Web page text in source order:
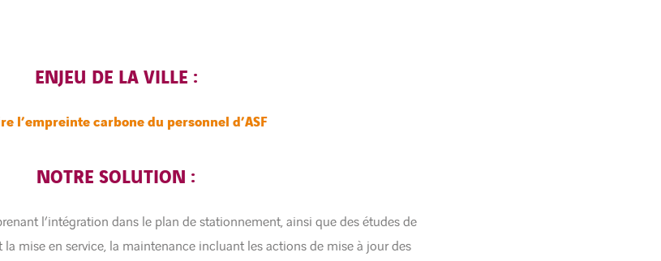
ENJEU DE LA VILLE :
l’empreintecarbonedu personnel d’ASF
NOTRE SOLUTION :
l’intégration dans le plan de stationnement, ainsi que des études de
mise en service, la maintenance incluant les actions de mise à jour des